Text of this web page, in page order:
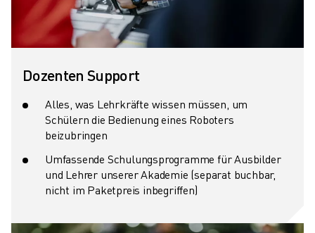
Dozenten Support
Alles, was Lehrkräfte wissen müssen, um
Schülern die Bedienung eines Roboters
beizubringen
Umfassende Schulungsprogramme für Ausbilder
und Lehrer unserer Akademie (separat buchbar,
nicht im Paketpreis inbegriffen)